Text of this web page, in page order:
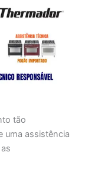
tão
uma assistência